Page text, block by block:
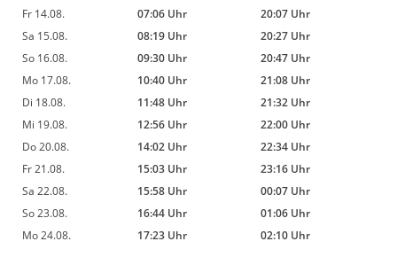
Fr 14.08.
07:06 Uhr
20:07 Uhr
Sa 15.08.
08:19 Uhr
20:27 Uhr
So 16.08.
09:30 Uhr
20:47 Uhr
Mo 17.08.
10:40 Uhr
21:08 Uhr
Di 18.08.
11:48 Uhr
21:32 Uhr
Mi 19.08.
12:56 Uhr
22:00 Uhr
Do 20.08.
14:02 Uhr
22:34 Uhr
Fr 21.08.
15:03 Uhr
23:16 Uhr
Sa 22.08.
15:58 Uhr
00:07 Uhr
So 23.08.
16:44 Uhr
01:06 Uhr
Mo 24.08.
17:23 Uhr 02:10 Uhr